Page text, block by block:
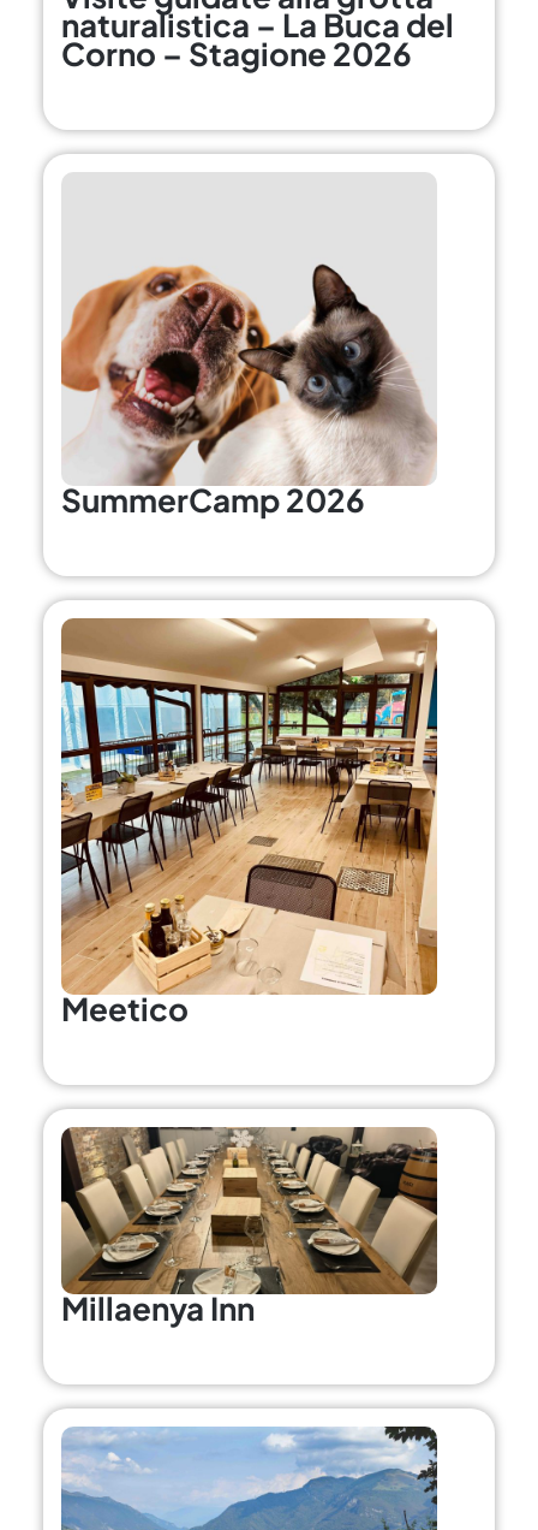
naturalistica – La Buca del
Corno – Stagione 2026
SummerCamp 2026
Meetico
Millaenya Inn